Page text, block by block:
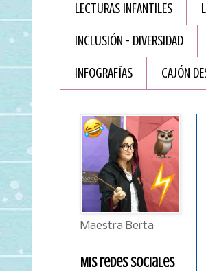
LECTURAS INFANTILES
INCLUSIÓN - DIVERSIDAD
INFOGRAFÏAS CAJÓN
Maestra Berta
Mis redes sociales